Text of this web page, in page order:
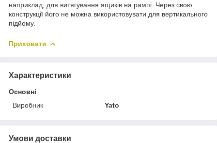
наприклад, для витягування ящиків на рампі. Через свою
конструкції його не можна використовувати для вертикального
підйому.
Приховати
Характеристики
Основні
Виробник
Yato
Умови доставки